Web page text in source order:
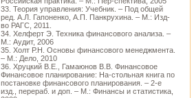
33. Теория управления: Учебник. – Под общей
ред. А.Л. Гапоненко, А.П. Панкрухина. – М.: Изд-
во РАГС, 2011.
34. Хелферт Э. Техника финансового анализа. –
М.: Аудит, 2006
35. Холт Р.Н. Основы финансового менеджмента.
– М.: Дело, 2010
36. Хруцкий В.Е., Гамаюнов В.В. Финансовое
Финансовое планирование: На-стольная книга по
постановке финансового планирования. – 2-е
изд., перераб. и доп. – М.: Финансы и статистика,